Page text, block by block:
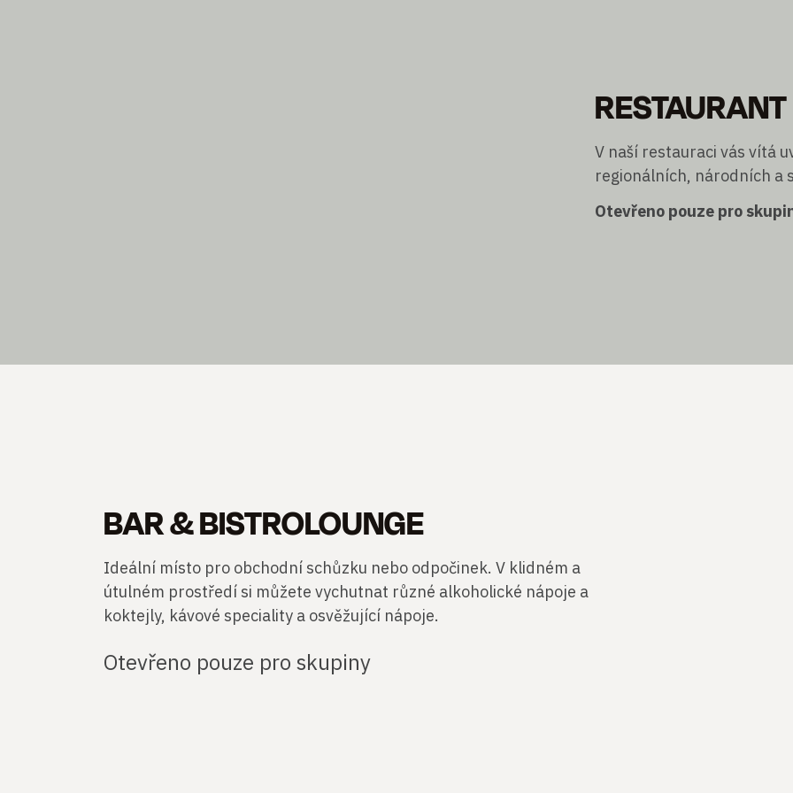
RESTAURANT
V naší restauraci vás vítá
regionálních, národních a
Otevřeno pouze pro
BAR & BISTROLOUNGE
Ideální místo pro obchodní schůzku nebo odpočinek. V klidném a
útulném prostředí si můžete vychutnat různé alkoholické nápoje a
koktejly, kávové speciality a osvěžující nápoje.
Otevřeno pouze pro skupiny